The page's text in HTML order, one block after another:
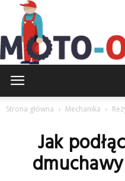
Strona główna Mechanika
Jak